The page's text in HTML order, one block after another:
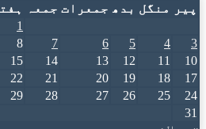
پیر
منگل بدھ جمعرات جمعہ
1
3
4
5
6
7
8
10
11
12
13
14
15
17
18
19
20
21
22
24
25
26
27
28
29
31